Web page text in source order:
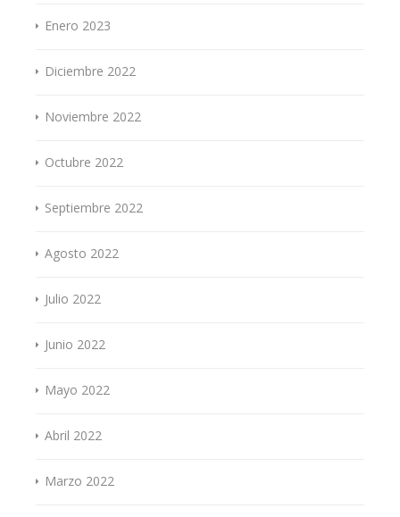
Enero 2023
Diciembre 2022
Noviembre 2022
Octubre 2022
Septiembre 2022
Agosto 2022
Julio 2022
Junio 2022
Mayo 2022
Abril 2022
Marzo 2022